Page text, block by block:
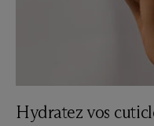
Hydratez vos